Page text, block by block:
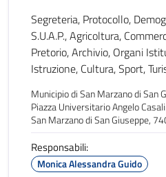
Segreteria, Protocollo,
S.U.A.P., Agricoltura,
Pretorio, Archivio, Organi
Istruzione, Cultura, Sport,
Municipio di San Marzano di San
Piazza Universitario Angelo
San Marzano di San Giuseppe,
Responsabili:
Monica Alessandra Guido